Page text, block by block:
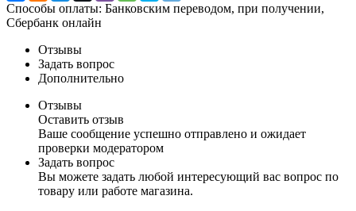
Способы оплаты: Банковским переводом, при получении,
Сбербанк онлайн
Отзывы
Задать вопрос
Дополнительно
Отзывы
Оставить отзыв
Ваше сообщение успешно отправлено и ожидает
проверки модератором
Задать вопрос
Вы можете задать любой интересующий вас вопрос по
товару или работе магазина.